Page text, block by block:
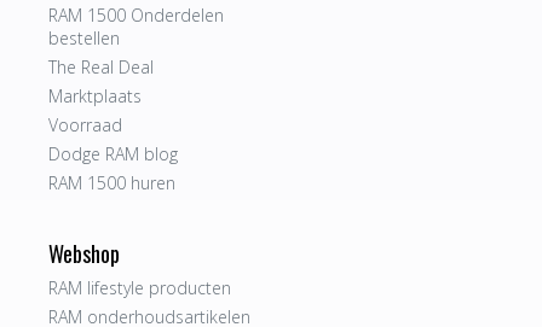
RAM 1500 Onderdelen
bestellen
The Real Deal
Marktplaats
Voorraad
Dodge RAM blog
RAM 1500 huren
Webshop
RAM lifestyle producten
RAM onderhoudsartikelen